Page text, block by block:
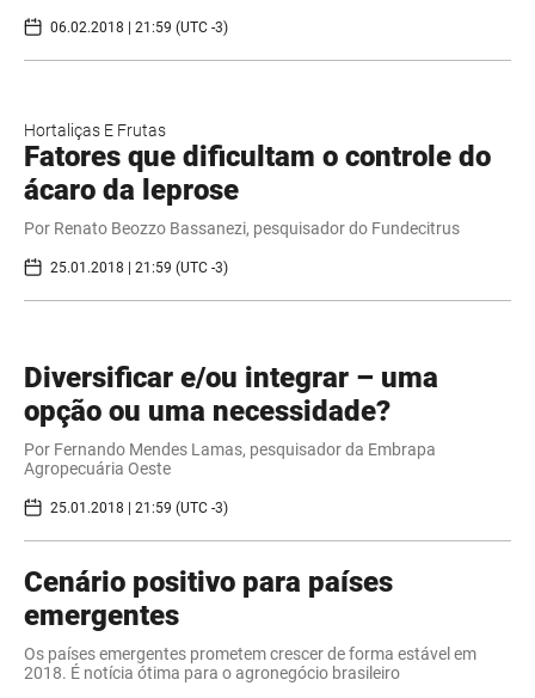
06.02.2018 | 21:59 (UTC -3)
Hortaliças E Frutas
Fatores que dificultam o controle do
ácaro da leprose
Por Renato Beozzo Bassanezi, pesquisador do Fundecitrus
25.01.2018 | 21:59 (UTC -3)
Diversificar e/ou integrar – uma
opção ou uma necessidade?
Por Fernando Mendes Lamas, pesquisador da Embrapa
Agropecuária Oeste
25.01.2018 | 21:59 (UTC -3)
Cenário positivo para países
emergentes
Os países emergentes prometem crescer de forma estável em
2018. É notícia ótima para o agronegócio brasileiro